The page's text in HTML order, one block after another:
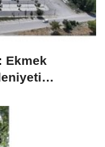
Ekmek